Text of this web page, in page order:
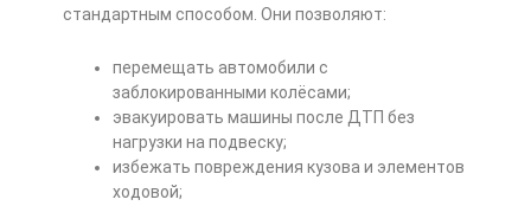
стандартным способом. Они позволяют:
перемещать автомобили с
заблокированными колёсами;
эвакуировать машины после ДТП без
нагрузки на подвеску;
избежать повреждения кузова и элементов
ходовой;